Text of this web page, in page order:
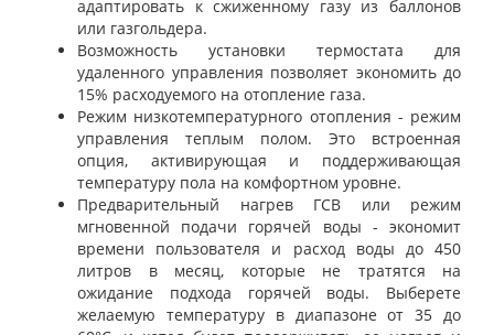
адаптировать к сжиженному газу из баллонов
или газгольдера.
Возможность установки термостата для
удаленного управления позволяет экономить до
15% расходуемого на отопление газа.
Режим низкотемпературного отопления - режим
управления теплым полом. Это встроенная
опция, активирующая и поддерживающая
температуру пола на комфортном уровне.
Предварительный нагрев ГСВ или режим
мгновенной подачи горячей воды - экономит
времени пользователя и расход воды до 450
литров в месяц, которые не тратятся на
ожидание подхода горячей воды. Выберете
желаемую температуру в диапазоне от 35 до